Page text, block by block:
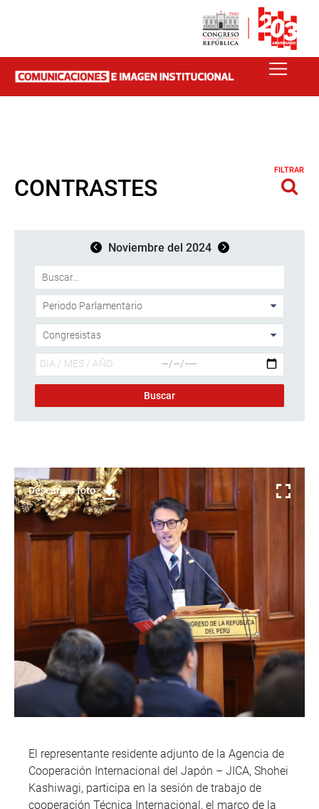
CONTRASTES
FILTRAR
Noviembre del 2024
Descargar foto
El representante residente adjunto de la Agencia de
Cooperación Internacional del Japón – JICA, Shohei
Kashiwagi, participa en la sesión de trabajo de
cooperación Técnica Internacional, el marco de la